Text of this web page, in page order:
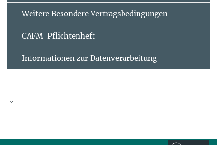
Weitere Besondere Vertragsbedingungen
CAFM-Pflichtenheft
Informationen zur Datenverarbeitung
124)